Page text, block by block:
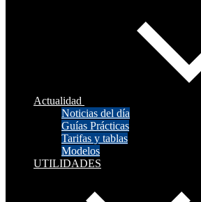
Actualidad
Noticias del día
Guías Prácticas
Tarifas y tablas
Modelos
UTILIDADES